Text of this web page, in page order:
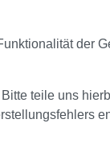
der
teile uns